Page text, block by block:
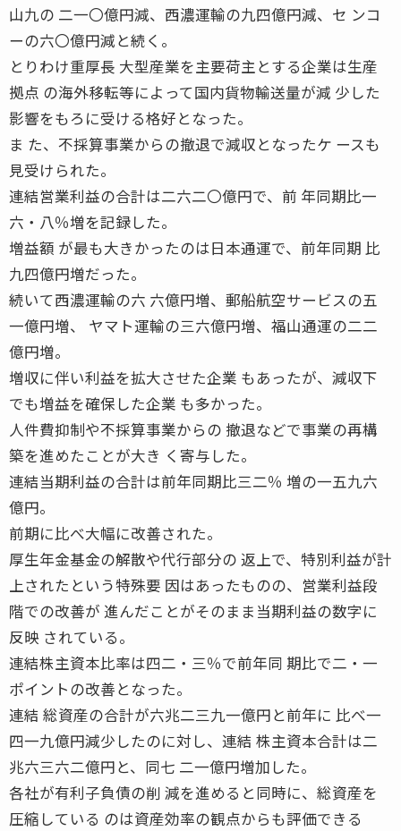
山九の 二一〇億円減、西濃運輸の九四億円減、セ ンコ
ーの六〇億円減と続く。
とりわけ重厚長 大型産業を主要荷主とする企業は生産
拠点 の海外移転等によって国内貨物輸送量が減 少した
影響をもろに受ける格好となった。
ま た、不採算事業からの撤退で減収となったケ ースも
見受けられた。
連結営業利益の合計は二六二〇億円で、前 年同期比一
六・八％増を記録した。
増益額 が最も大きかったのは日本通運で、前年同期 比
九四億円増だった。
続いて西濃運輸の六 六億円増、郵船航空サービスの五
一億円増、 ヤマト運輸の三六億円増、福山通運の二二
億円増。
増収に伴い利益を拡大させた企業 もあったが、減収下
でも増益を確保した企業 も多かった。
人件費抑制や不採算事業からの 撤退などで事業の再構
築を進めたことが大き く寄与した。
連結当期利益の合計は前年同期比三二％ 増の一五九六
億円。
前期に比べ大幅に改善された。
厚生年金基金の解散や代行部分の 返上で、特別利益が計
上されたという特殊要 因はあったものの、営業利益段
階での改善が 進んだことがそのまま当期利益の数字に
反映 されている。
連結株主資本比率は四二・三％で前年同 期比で二・一
ポイントの改善となった。
連結 総資産の合計が六兆二三九一億円と前年に 比べ一
四一九億円減少したのに対し、連結 株主資本合計は二
兆六三六二億円と、同七 二一億円増加した。
各社が有利子負債の削 減を進めると同時に、総資産を
圧縮している のは資産効率の観点からも評価できる